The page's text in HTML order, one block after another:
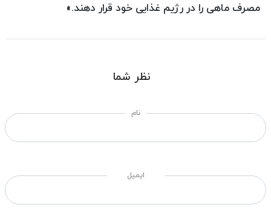
مصرف ماهی را در رژیم غذایی خود قرار دهند.»
نظر شما
نام
ایمیل